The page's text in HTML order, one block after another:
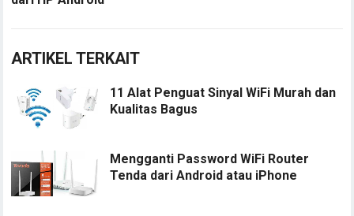
ARTIKEL TERKAIT
11 Alat Penguat Sinyal WiFi Murah dan
Kualitas Bagus
Mengganti Password WiFi Router
Tenda dari Android atau iPhone